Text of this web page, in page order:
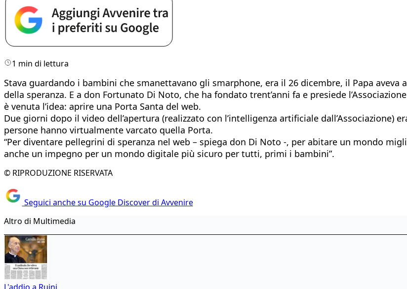
1 min di lettura
Stava guardando i bambini che smanettavano gli smarphone, era il 26 dicembre, il Papa
della speranza. E a don Fortunato Di Noto, che ha fondato trent’anni fa e presiede
è venuta l’idea: aprire una Porta Santa del web.
Due giorni dopo il video dell’apertura (realizzato con l’intelligenza artificiale dall’Associazione)
persone hanno virtualmente varcato quella Porta.
“Per diventare pellegrini di speranza nel web – spiega don Di Noto -, per abitare un mondo
anche un impegno per un mondo digitale più sicuro per tutti, primi i bambini”.
© RIPRODUZIONE RISERVATA
Seguici anche su Google Discover di Avvenire
Altro di Multimedia